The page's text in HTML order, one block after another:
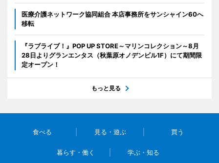
医療介護ネットワーク協同組合 本店事務所をサンシャイン60へ
移転
『ラブライブ！』POP UP STORE～マリンコレクション～8月
28日よりグランエンタス（秋葉原オノデンビル1F）にて期間限
定オープン！
もっと見る
食べる 見る・遊ぶ 買う
暮らす・働く 学ぶ・知る